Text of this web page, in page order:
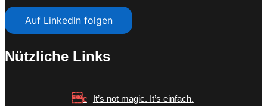
Auf LinkedIn folgen
Nützliche Links
It’s not magic. It’s einfach.